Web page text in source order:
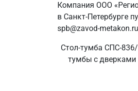
Компания ООО
в Санкт‑Петербурге
spb@zavod-
Стол-тумба СПС-836/
тумбы с дверками